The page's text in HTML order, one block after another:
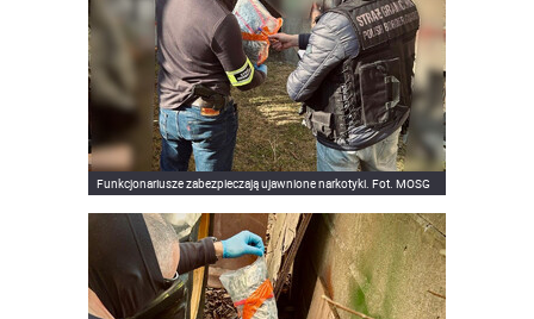
Funkcjonariusze zabezpieczają ujawnione narkotyki. Fot. MOSG